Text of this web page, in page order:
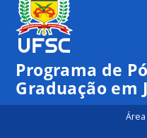
Programa de
Graduação em
00:00